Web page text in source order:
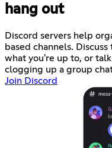
hang out
Discord servers help
based channels.
what you're up to, or
clogging up a group
Join Discord